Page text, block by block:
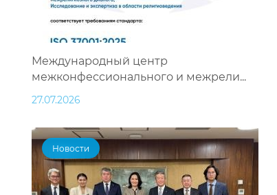
Международный центр
межконфессионального и межрели...
27.07.2026
Новости